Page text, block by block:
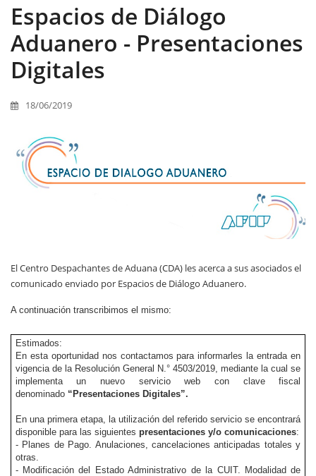
Espacios de Diálogo
Aduanero - Presentaciones
Digitales
18/06/2019
El Centro Despachantes de Aduana (CDA) les acerca a sus asociados el
comunicado enviado por Espacios de Diálogo Aduanero.
A continuación transcribimos el mismo:
Estimados:
En esta oportunidad nos contactamos para informarles la entrada en
vigencia de la Resolución General N.° 4503/2019, mediante la cual se
implementa un nuevo servicio web con clave fiscal
denominado “Presentaciones Digitales”.
En una primera etapa, la utilización del referido servicio se encontrará
disponible para las siguientes presentaciones y/o comunicaciones:
- Planes de Pago. Anulaciones, cancelaciones anticipadas totales y
otras.
- Modificación del Estado Administrativo de la CUIT. Modalidad de